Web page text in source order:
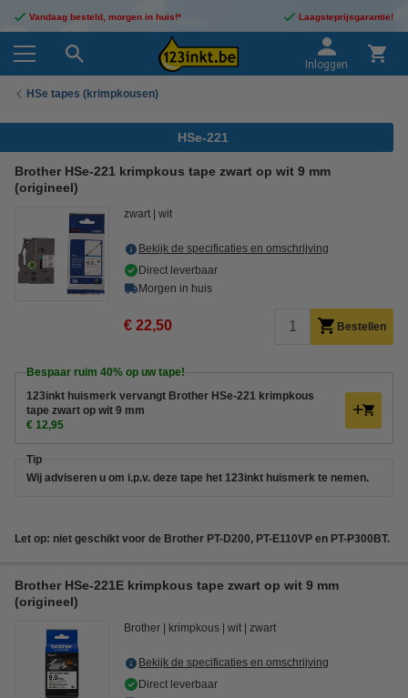
Vandaag besteld, morgen in huis!* Laagsteprijsgarantie!
Inloggen
HSe tapes (krimpkousen)
HSe-221
Brother HSe-221 krimpkous tape zwart op wit 9 mm
(origineel)
zwart wit
Bekijk de specificaties en omschrijving
Direct leverbaar
Morgen in huis
€ 22,50 Bestellen
Bespaar ruim 40% op uw tape!
123inkt huismerk vervangt Brother HSe-221 krimpkous
tape zwart op wit 9 mm
€ 12,95
Tip
Wij adviseren u om i.p.v. deze tape het 123inkt huismerk te nemen.
Let op: niet geschikt voor de Brother PT-D200, PT-E110VP en PT-P300BT.
Brother HSe-221E krimpkous tape zwart op wit 9 mm
(origineel)
Brother krimpkous wit zwart
Bekijk de specificaties en omschrijving
Direct leverbaar